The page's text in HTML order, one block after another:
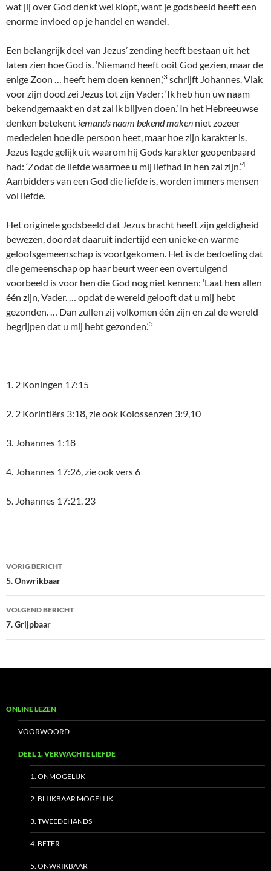
wat jij over God denkt wel klopt, want je godsbeeld heeft een
enorme invloed op je handel en wandel.
Een belangrijk deel van Jezus’ zending heeft bestaan uit het
laten zien hoe God is. ‘Niemand heeft ooit God gezien, maar de
enige Zoon … heeft hem doen kennen,’3 schrijft Johannes. Vlak
voor zijn dood zei Jezus tot zijn Vader: ‘Ik heb hun uw naam
bekendgemaakt en dat zal ik blijven doen.’ In het Hebreeuwse
denken betekent iemands naam bekend maken niet zozeer
mededelen hoe die persoon heet, maar hoe zijn karakter is.
Jezus legde gelijk uit waarom hij Gods karakter geopenbaard
had: ‘Zodat de liefde waarmee u mij liefhad in hen zal zijn.’4
Aanbidders van een God die liefde is, worden immers mensen
vol liefde.
Het originele godsbeeld dat Jezus bracht heeft zijn geldigheid
bewezen, doordat daaruit indertijd een unieke en warme
geloofsgemeenschap is voortgekomen. Het is de bedoeling dat
die gemeenschap op haar beurt weer een overtuigend
voorbeeld is voor hen die God nog niet kennen: ‘Laat hen allen
één zijn, Vader. … opdat de wereld gelooft dat u mij hebt
gezonden. … Dan zullen zij volkomen één zijn en zal de wereld
begrijpen dat u mij hebt gezonden.‘5
1. 2 Koningen 17:15
2. 2 Korintiërs 3:18, zie ook Kolossenzen 3:9,10
3. Johannes 1:18
4. Johannes 17:26, zie ook vers 6
5. Johannes 17:21, 23
Bericht
navigatie
VORIG BERICHT
5. Onwrikbaar
VOLGEND BERICHT
7. Grijpbaar
ONLINE LEZEN
VOORWOORD
DEEL 1. VERWACHTE LIEFDE
1. ONMOGELIJK
2. BLIJKBAAR MOGELIJK
3. TWEEDEHANDS
4. BETER
5. ONWRIKBAAR